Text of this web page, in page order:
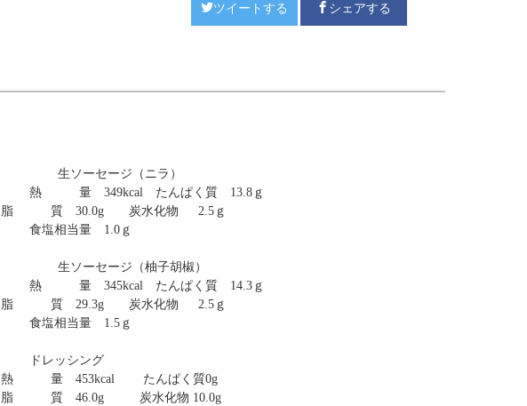
ツイートする シェアする
生ソーセージ（ニラ）
熱 量 349kcal たんぱく質 13.8ｇ
脂 質 30.0g 炭水化物 2.5ｇ
食塩相当量 1.0ｇ
生ソーセージ（柚子胡椒）
熱 量 345kcal たんぱく質 14.3ｇ
脂 質 29.3g 炭水化物 2.5ｇ
食塩相当量 1.5ｇ
ドレッシング
熱 量 453kcal たんぱく質0g
脂 質 46.0g 炭水化物 10.0g